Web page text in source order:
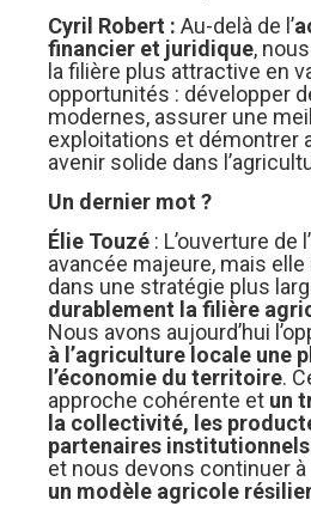
Cyril Robert : Au-delà de l’
financier et juridique,
la filière plus attractive en
opportunités : développer
modernes, assurer une
exploitations et démontrer
avenir solide dans
Un dernier mot ?
Élie Touzé : L’ouverture de
avancée majeure, mais elle
dans une stratégie plus
durablement la filière
Nous avons aujourd’hui
à l’agriculture locale une
l’économie du territoire.
approche cohérente et un
la collectivité, les
partenaires institutionnels
et nous devons continuer à
un modèle agricole